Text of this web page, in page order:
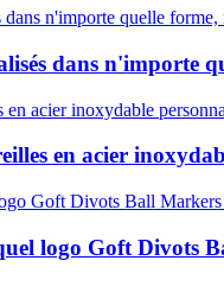
dans n'importe
en acier
logo Goft Divots